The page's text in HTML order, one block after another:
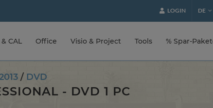
LOGIN DE
CAL Office Visio & Project Tools % Spar-
/ DVD
- DVD 1 PC